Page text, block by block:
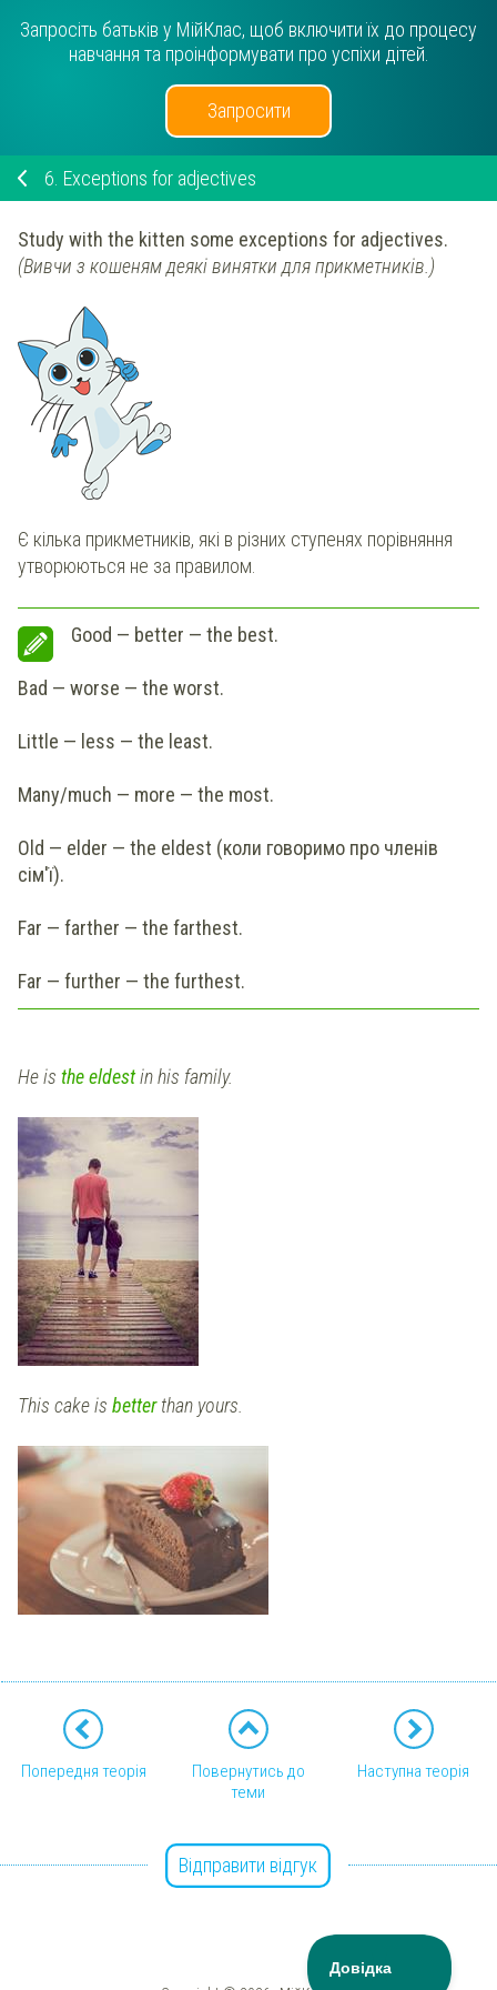
Запросіть батьків у МійКлас, щоб включити їх до процесу
навчання та проінформувати про успіхи дітей.
Запросити
6. Exceptions for adjectives
Study with the kitten some exceptions for adjectives.
(Вивчи з кошеням деякі винятки для прикметників.)
Є кілька прикметників, які в різних ступенях порівняння
утворюються не за правилом.
Good — better — the best.
Bad — worse — the worst.
Little — less — the least.
Many/much — more — the most.
Old — elder — the eldest (коли говоримо про членів
сім'ї).
Far — farther — the farthest.
Far — further — the furthest.
He is the eldestin his family.
This cake is betterthan yours.
Попередня теорія
Повернутись до
теми
Наступна теорія
Відправити відгук